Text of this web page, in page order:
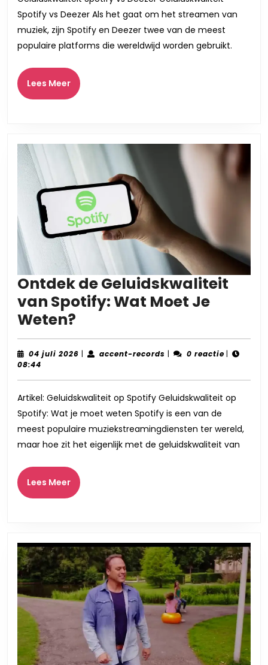
en
Deezer
in
Spotify vs Deezer Als het gaat om het streamen van
muziek, zijn Spotify en Deezer twee van de meest
populaire platforms die wereldwijd worden gebruikt.
Lees MeerLees
Meer
Ontdek de Geluidskwaliteit
van Spotify: Wat Moet Je
Weten?
de
Geluidskwaliteit
Spotify:
Wat
Moet
Je
04 juli 2026 04
| accent-records accent-
| 0 reactie |
08:44
Artikel: Geluidskwaliteit op Spotify Geluidskwaliteit op
Spotify: Wat je moet weten Spotify is een van de
meest populaire muziekstreamingdiensten ter wereld,
maar hoe zit het eigenlijk met de geluidskwaliteit van
Lees MeerLees
Meer